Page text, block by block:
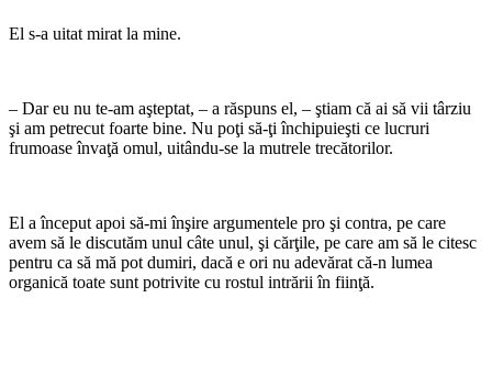
El s-a uitat mirat la mine.
– Dar eu nu te-am aşteptat, – a răs­puns el, – ştiam că ai să vii târziu
şi am petrecut foarte bine. Nu poţi să-ţi închipuieşti ce lucruri
frumoase învaţă omul, uitându-se la mutrele trecătorilor.
El a început apoi să-mi înşire argu­mentele pro şi contra, pe care
avem să le discutăm unul câte unul, şi cărţile, pe care am să le citesc
pentru ca să mă pot dumiri, dacă e ori nu adevărat că-n lu­mea
organică toate sunt potrivite cu ros­tul intrării în fiinţă.